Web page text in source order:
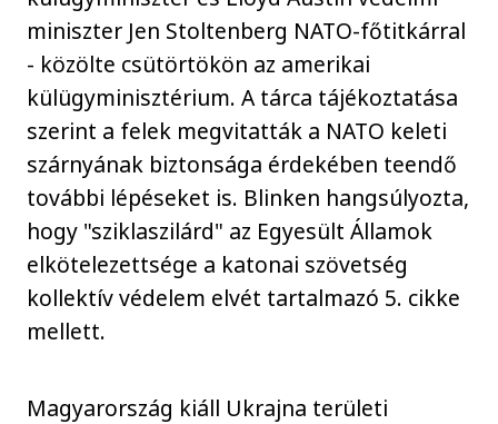
miniszter Jen Stoltenberg NATO-főtitkárral
- közölte csütörtökön az amerikai
külügyminisztérium. A tárca tájékoztatása
szerint a felek megvitatták a NATO keleti
szárnyának biztonsága érdekében teendő
további lépéseket is. Blinken hangsúlyozta,
hogy "sziklaszilárd" az Egyesült Államok
elkötelezettsége a katonai szövetség
kollektív védelem elvét tartalmazó 5. cikke
mellett.
Magyarország kiáll Ukrajna területi